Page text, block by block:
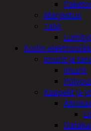
Marjastus
Talvi
Kodin
Imurit ja
Imurit
Kaapelit ja